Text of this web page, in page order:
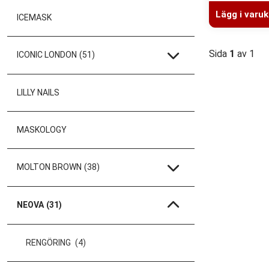
ICEMASK
ICONIC LONDON (51)
LILLY NAILS
MASKOLOGY
MOLTON BROWN (38)
NEOVA (31)
RENGÖRING (4)
Lägg i
Sida 1 av 1